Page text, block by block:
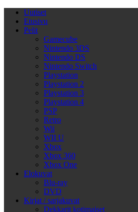
Uutiset
Etusivu
Pelit
Gamecube
Nintendo 3DS
Nintendo DS
Nintendo Switch
Playstation
Playstation 2
Playstation 3
Playstation 4
PSP
Retro
Wii
WII U
Xbox
Xbox 360
Xbox One
Elokuvat
Blu-ray
DVD
Kirjat / sarjakuvat
Dekkarit kotimaiset